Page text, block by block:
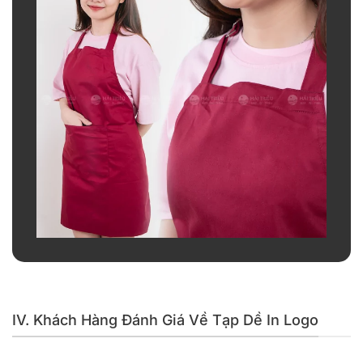
IV. Khách Hàng Đánh Giá Về Tạp Dề In Logo